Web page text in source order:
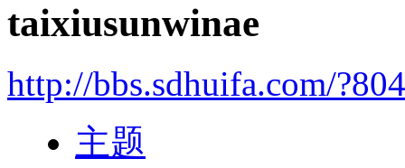
taixiusunwinae
http://bbs.sdhuifa.com/
主题